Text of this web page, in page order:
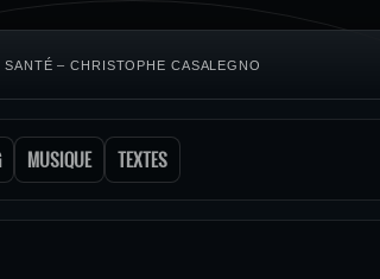
SANTÉ – CHRISTOPHE CASALEGNO
MUSIQUE TEXTES